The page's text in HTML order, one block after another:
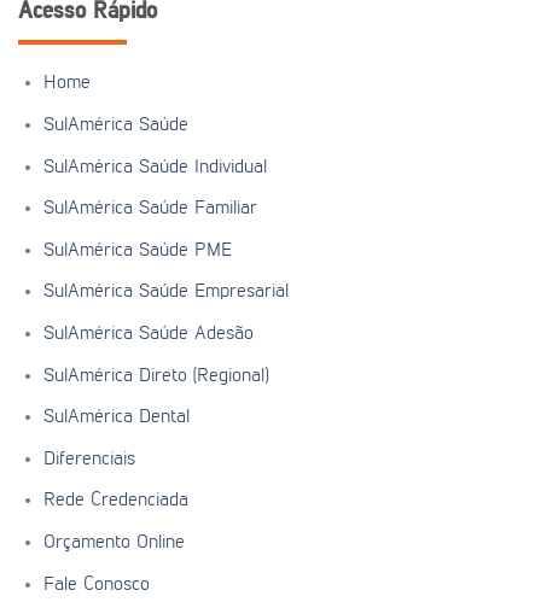
Acesso Rápido
Home
SulAmérica Saúde
SulAmérica Saúde Individual
SulAmérica Saúde Familiar
SulAmérica Saúde PME
SulAmérica Saúde Empresarial
SulAmérica Saúde Adesão
SulAmérica Direto (Regional)
SulAmérica Dental
Diferenciais
Rede Credenciada
Orçamento Online
Fale Conosco